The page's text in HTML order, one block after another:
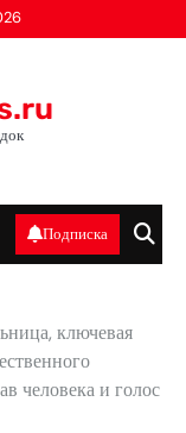
Подписка
ключевая
человека и голос